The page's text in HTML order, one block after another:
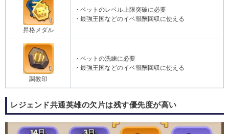
昇格メダル
・ペットのレベル上限突破に必要
・最強王国などのイベ報酬回収に使える
調教印
・ペットの洗練に必要
・最強王国などのイベ報酬回収に使える
レジェンド共通英雄の欠片は残す優先度が高い